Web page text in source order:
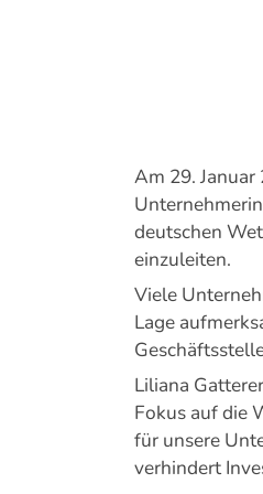
Am 29.
deutschen
einzuleiten.
Viele
Lage
Liliana
Fokus auf die
für unsere
verhindert